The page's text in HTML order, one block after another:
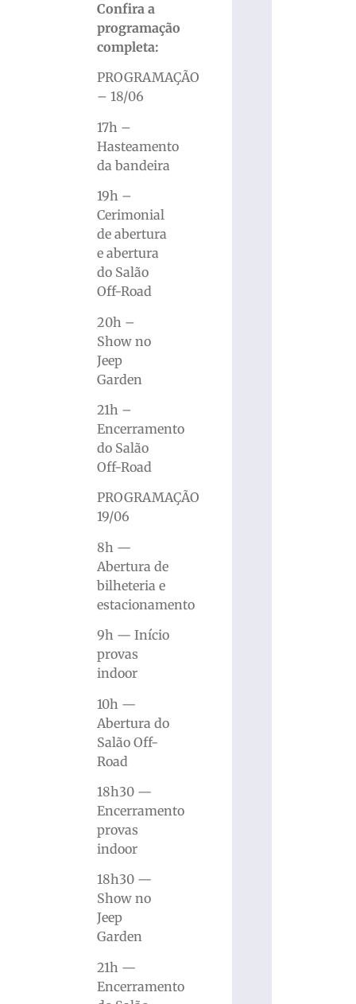
Confira a
programação
completa:
PROGRAMAÇÃO
– 18/06
17h –
Hasteamento
da bandeira
19h –
Cerimonial
de abertura
e abertura
do Salão
Off-Road
20h –
Show no
Jeep
Garden
21h –
Encerramento
do Salão
Off-Road
PROGRAMAÇÃO
19/06
8h —
Abertura de
bilheteria e
estacionamento
9h — Início
provas
indoor
10h —
Abertura do
Salão Off-
Road
18h30 —
Encerramento
provas
indoor
18h30 —
Show no
Jeep
Garden
21h —
Encerramento